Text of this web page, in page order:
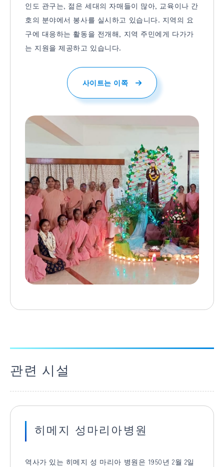
인도 관구는, 젊은 세대의 자매들이 많아, 교육이나 간
호의 분야에서 봉사를 실시하고 있습니다. 지역의 요
구에 대응하는 활동을 전개해, 지역 주민에게 다가가
는 지원을 제공하고 있습니다.
사이트는 이쪽
관련 시설
히메지 성마리아병원
역사가 있는 히메지 성 마리아 병원은 1950년 2월 2일